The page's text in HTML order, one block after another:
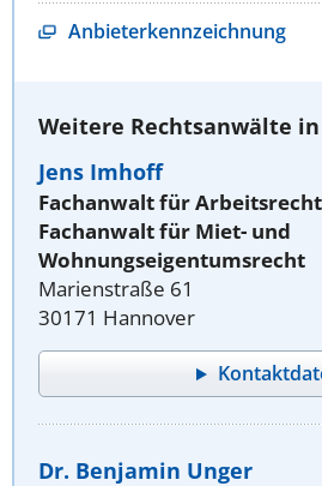
Anbieterkennzeichnung
Weitere Rechtsanwälte
Jens Imhoff
Fachanwalt für Arbeitsrecht
Fachanwalt für Miet- und
Wohnungseigentumsrecht
Marienstraße 61
30171 Hannover
Dr. Benjamin Unger